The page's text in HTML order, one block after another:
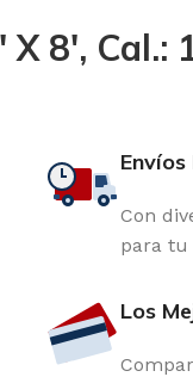
8′, Cal.:
Con
para tu
Los